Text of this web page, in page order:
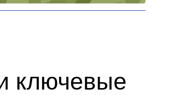
ключевые